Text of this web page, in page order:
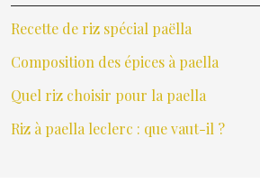
Recette de riz spécial paëlla
Composition des épices à paella
Quel riz choisir pour la paella
Riz à paella leclerc : que vaut-il ?